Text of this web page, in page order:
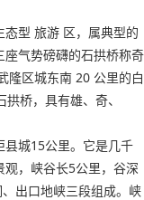
型 旅游 区，属典型的
气势磅礴的石拱桥称奇
隆区城东南 20 公里的白
桥，具有雄、奇、
城15公里。它是几千
，峡谷长5公里，谷深
出口地峡三段组成。峡